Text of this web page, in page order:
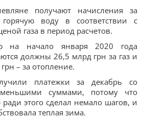
получают начисления за
воду в соответствии с
газа в период расчетов.
на начало января 2020 года
должны 26,5 млрд грн за газ и
– за отопление.
платежки за декабрь со
меньшими суммами, потому что
ради этого сделал немало шагов, и
теплая зима.